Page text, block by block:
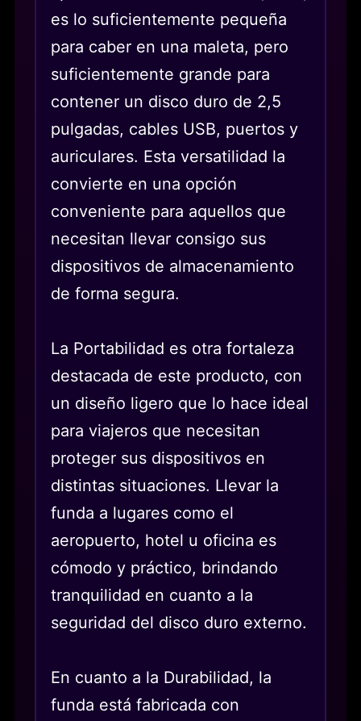
es lo suficientemente pequeña
para caber en una maleta, pero
suficientemente grande para
contener un disco duro de 2,5
pulgadas, cables USB, puertos y
auriculares. Esta versatilidad la
convierte en una opción
conveniente para aquellos que
necesitan llevar consigo sus
dispositivos de almacenamiento
de forma segura.
La Portabilidad es otra fortaleza
destacada de este producto, con
un diseño ligero que lo hace ideal
para viajeros que necesitan
proteger sus dispositivos en
distintas situaciones. Llevar la
funda a lugares como el
aeropuerto, hotel u oficina es
cómodo y práctico, brindando
tranquilidad en cuanto a la
seguridad del disco duro externo.
En cuanto a la Durabilidad, la
funda está fabricada con